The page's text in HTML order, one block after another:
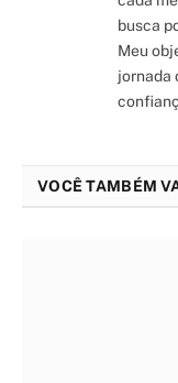
busca
Meu
jornada
VOCÊ TAMBÉM